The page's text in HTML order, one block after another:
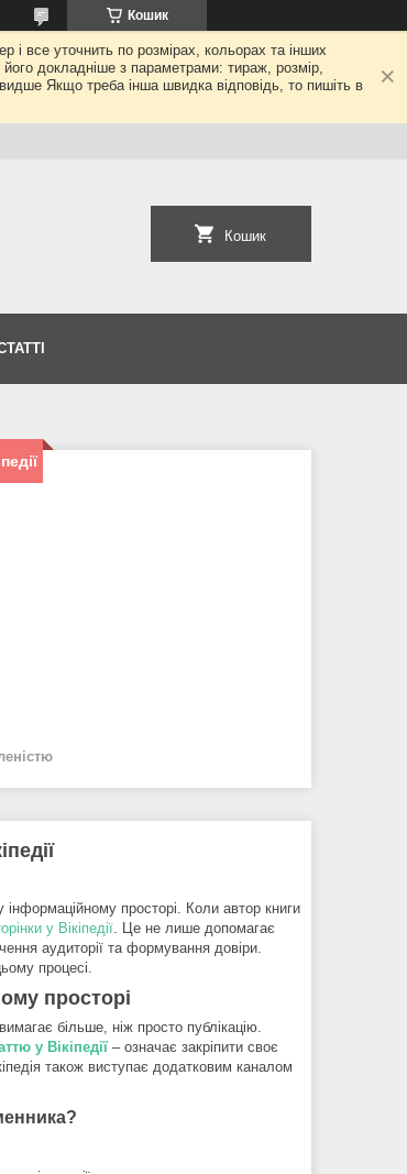
Кошик
все уточнить по розмірах, кольорах та інших
докладніше з параметрами: тираж, розмір,
Якщо треба інша швидка відповідь, то пишіть в
Кошик
просторі. Коли автор книги
у Вікіпедії. Це не лише допомагає
аудиторії та формування довіри.
процесі.
просторі
більше, ніж просто публікацію.
у Вікіпедії – означає закріпити своє
також виступає додатковим каналом